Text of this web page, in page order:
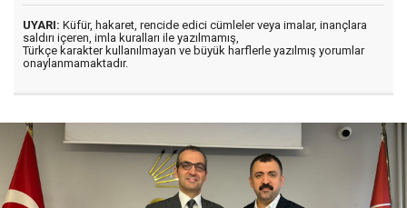
UYARI: Küfür, hakaret, rencide edici cümleler veya imalar, inançlara
saldırı içeren, imla kuralları ile yazılmamış,
Türkçe karakter kullanılmayan ve büyük harflerle yazılmış yorumlar
onaylanmamaktadır.